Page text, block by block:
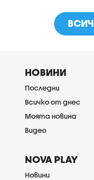
НОВИНИ
Последни
Всичко от днес
Моята новина
Видео
NOVA PLAY
Новини